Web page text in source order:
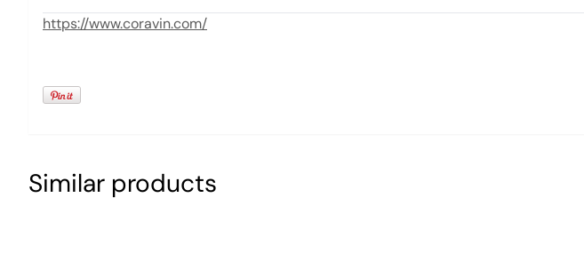
https://www.coravin.com/
Similar products